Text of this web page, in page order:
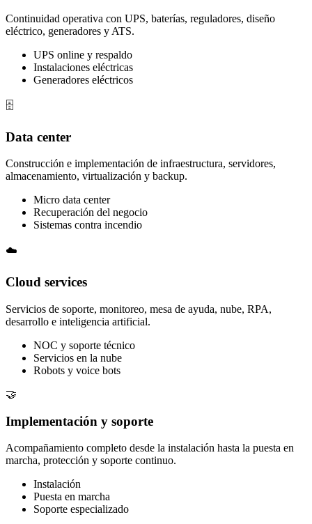
Continuidad operativa con UPS, baterías, reguladores, diseño
eléctrico, generadores y ATS.
UPS online y respaldo
Instalaciones eléctricas
Generadores eléctricos
🗄️
Data center
Construcción e implementación de infraestructura, servidores,
almacenamiento, virtualización y backup.
Micro data center
Recuperación del negocio
Sistemas contra incendio
☁️
Cloud services
Servicios de soporte, monitoreo, mesa de ayuda, nube, RPA,
desarrollo e inteligencia artificial.
NOC y soporte técnico
Servicios en la nube
Robots y voice bots
🤝
Implementación y soporte
Acompañamiento completo desde la instalación hasta la puesta en
marcha, protección y soporte continuo.
Instalación
Puesta en marcha
Soporte especializado